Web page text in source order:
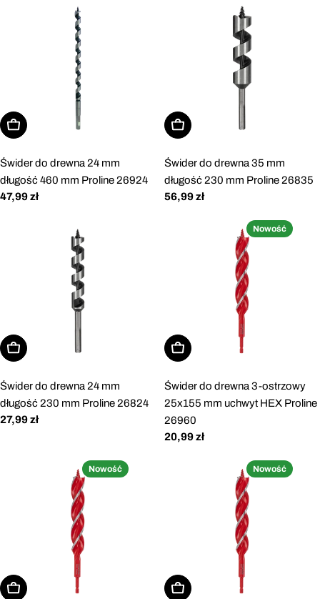
Dodaj do koszyka
Świder do drewna 24 mm
długość 460 mm Proline 26924
Cena
47,99 zł
Dodaj do koszyka
Świder do drewna 35 mm
długość 230 mm Proline 26835
Cena
56,99 zł
Dodaj do koszyka
Świder do drewna 24 mm
długość 230 mm Proline 26824
Cena
27,99 zł
Nowość
Dodaj do koszyka
Świder do drewna 3-ostrzowy
25x155 mm uchwyt HEX Proline
26960
Cena
20,99 zł
Nowość
Dodaj do koszyka
Nowość
Dodaj do koszyka